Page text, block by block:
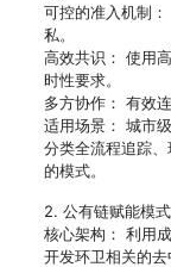
可控的准入机制
私。
高效共识： 使用
时性要求。
多方协作： 有效
适用场景： 城市
分类全流程追踪
的模式。
2. 公有链赋能模式
核心架构： 利用
开发环卫相关的去